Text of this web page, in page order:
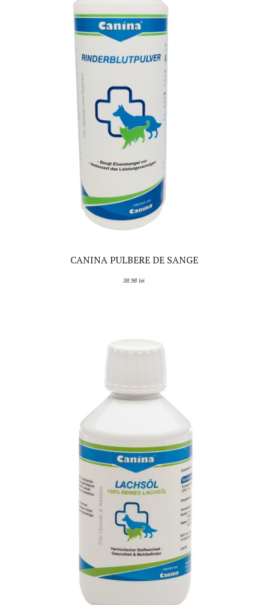
CANINA PULBERE DE SANGE
38.98 lei